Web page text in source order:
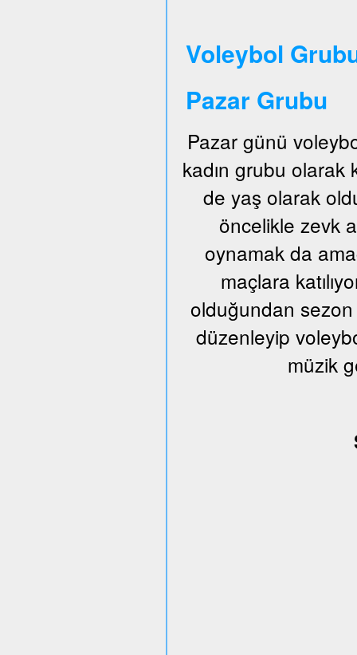
Voleybol
Pazar Grubu
Pazar günü
kadın grubu olarak
de yaş olarak
öncelikle zevk
oynamak da
maçlara
olduğundan
düzenleyip
müzik